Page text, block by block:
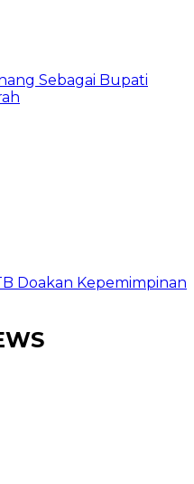
Sebagai Bupati
Doakan Kepemimpinan